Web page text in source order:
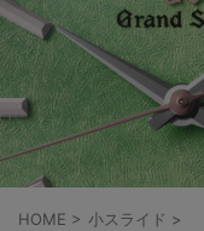
HOME > 小スライド >